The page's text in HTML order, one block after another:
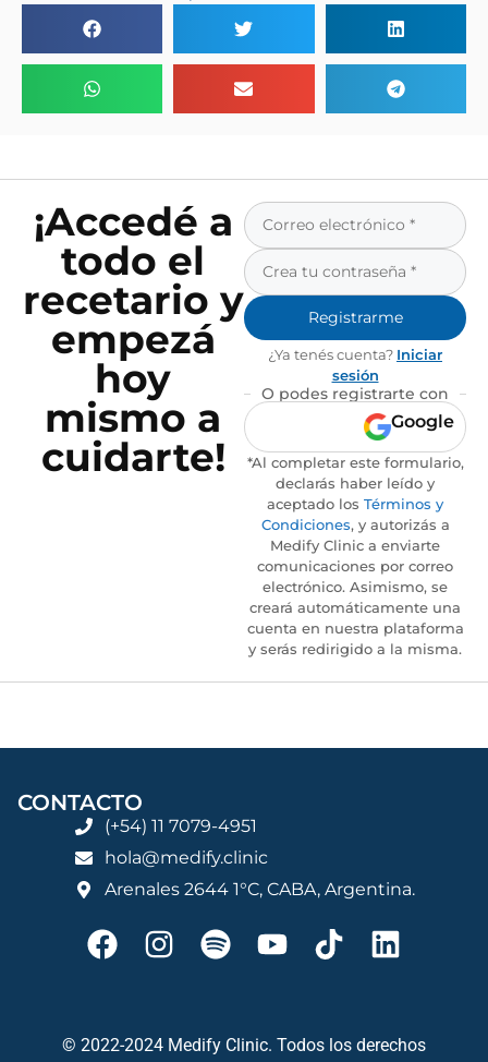
¡Accedé a
todo el
recetario y
empezá
hoy
mismo a
cuidarte!
Registrarme
¿Ya tenés cuenta? Iniciar
sesión
O podes registrarte con
Google
*Al completar este formulario,
declarás haber leído y
aceptado los Términos y
Condiciones, y autorizás a
Medify Clinic a enviarte
comunicaciones por correo
electrónico. Asimismo, se
creará automáticamente una
cuenta en nuestra plataforma
y serás redirigido a la misma.
CONTACTO
(+54) 11 7079-4951
hola@medify.clinic
Arenales 2644 1°C, CABA, Argentina.
© 2022-2024 Medify Clinic. Todos los derechos